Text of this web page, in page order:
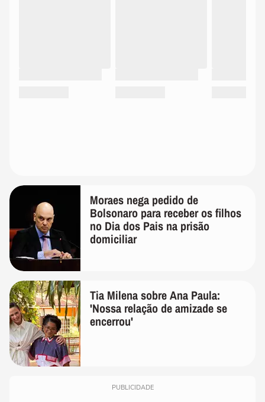
Moraes nega pedido de
Bolsonaro para receber os filhos
no Dia dos Pais na prisão
domiciliar
Tia Milena sobre Ana Paula:
'Nossa relação de amizade se
encerrou'
PUBLICIDADE